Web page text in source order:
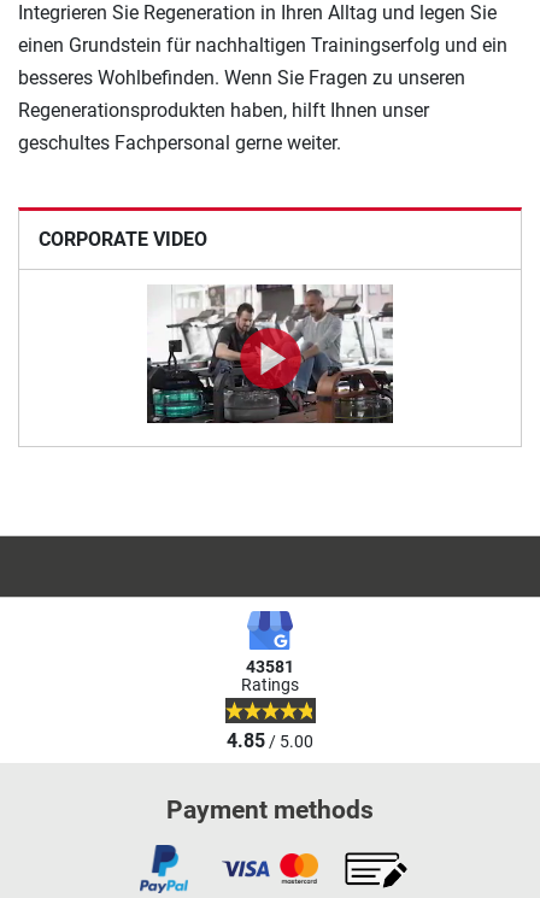
CORPORATE VIDEO
Integrieren Sie Regeneration in Ihren Alltag und legen Sie
einen Grundstein für nachhaltigen Trainingserfolg und ein
besseres Wohlbefinden. Wenn Sie Fragen zu unseren
Regenerationsprodukten haben, hilft Ihnen unser
geschultes Fachpersonal gerne weiter.
43581
Ratings
4.85/ 5.00
Payment methods